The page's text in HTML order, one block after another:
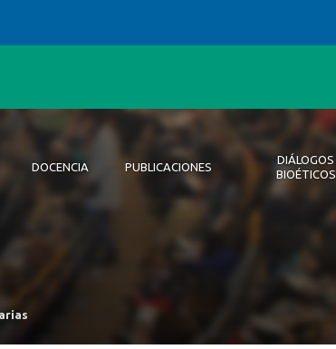
DOCENCIA
Postgrado
PUBLICACIONES
DIÁLOGOS
BIOÉTICOS